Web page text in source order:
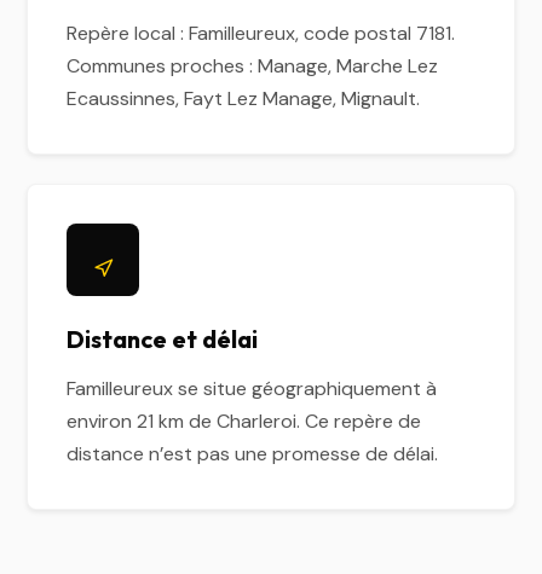
Repère local : Familleureux, code postal 7181.
Communes proches : Manage, Marche Lez
Ecaussinnes, Fayt Lez Manage, Mignault.
Distance et délai
Familleureux se situe géographiquement à
environ 21 km de Charleroi. Ce repère de
distance n’est pas une promesse de délai.